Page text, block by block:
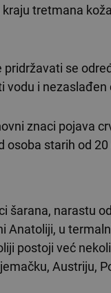
tretmana
se
vodu i
znaci pojava
starih od
šarana, narastu
Anatoliji, u
postoji već
Austriju,